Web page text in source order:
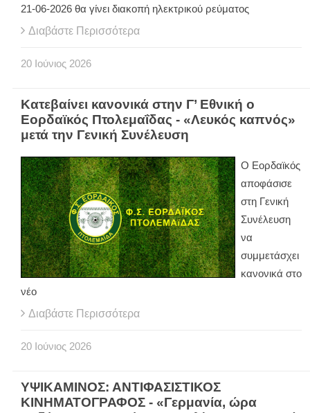
21-06-2026 θα γίνει διακοπή ηλεκτρικού ρεύματος
Διαβάστε Περισσότερα
20 Ιούνιος 2026
Κατεβαίνει κανονικά στην Γ’ Εθνική ο
Εορδαϊκός Πτολεμαΐδας - «Λευκός καπνός»
μετά την Γενική Συνέλευση
Ο Εορδαϊκός
αποφάσισε
στη Γενική
Συνέλευση
να
συμμετάσχει
κανονικά στο
νέο
Διαβάστε Περισσότερα
20 Ιούνιος 2026
ΥΨΙΚΑΜΙΝΟΣ: ΑΝΤΙΦΑΣΙΣΤΙΚΟΣ
ΚΙΝΗΜΑΤΟΓΡΑΦΟΣ - «Γερμανία, ώρα